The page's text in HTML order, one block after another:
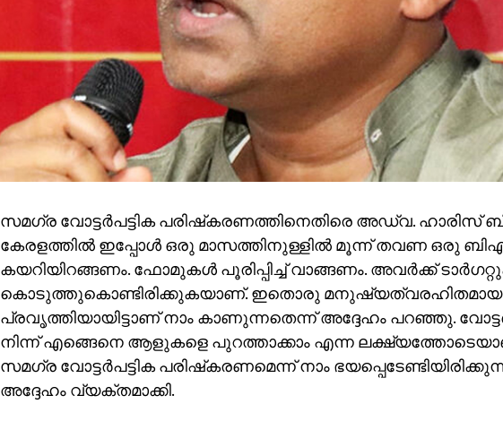
സമഗ്ര വോട്ടര്‍പട്ടിക പരിഷ്‌കരണത്തിനെതിരെ അഡ്വ. ഹാരിസ്
കേരളത്തില്‍ ഇപ്പോള്‍ ഒരു മാസത്തിനുള്ളില്‍ മൂന്ന് തവണ ഒരു
കയറിയിറങ്ങണം. ഫോമുകള്‍ പൂരിപ്പിച്ച് വാങ്ങണം. അവര്‍ക്ക്
കൊടുത്തുകൊണ്ടിരിക്കുകയാണ്. ഇതൊരു മനുഷ്യത്വരഹിതമായ
പ്രവൃത്തിയായിട്ടാണ് നാം കാണുന്നതെന്ന് അദ്ദേഹം പറഞ്ഞു.
നിന്ന് എങ്ങെനെ ആളുകളെ പുറത്താക്കാം എന്ന
സമഗ്ര വോട്ടര്‍പട്ടിക പരിഷ്‌കരണമെന്ന് നാം
അദ്ദേഹം വ്യക്തമാക്കി.